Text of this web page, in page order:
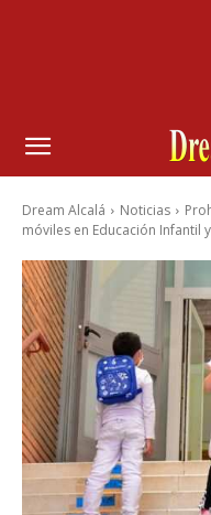
Dream Alcalá Noticias
móviles en Educación Infantil